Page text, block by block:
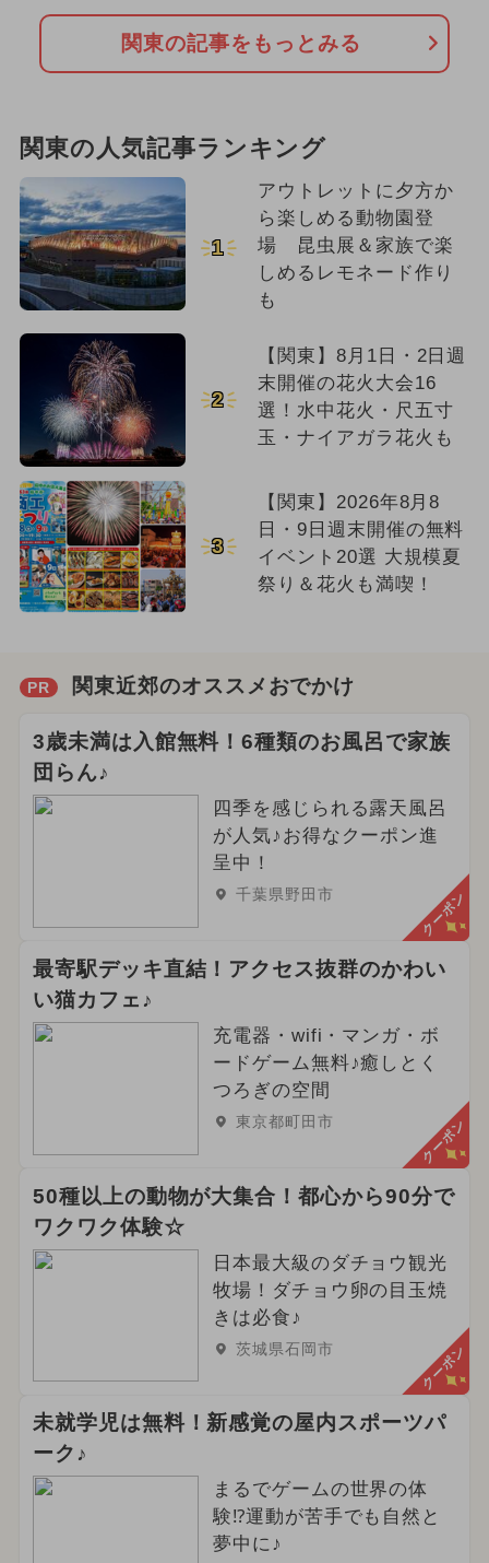
関東の記事をもっとみる
関東の人気記事ランキング
1
アウトレットに夕方か
ら楽しめる動物園登
場 昆虫展＆家族で楽
しめるレモネード作り
も
2
【関東】8月1日・2日週
末開催の花火大会16
選！水中花火・尺五寸
玉・ナイアガラ花火も
3
【関東】2026年8月8
日・9日週末開催の無料
イベント20選 大規模夏
祭り＆花火も満喫！
PR 関東近郊のオススメおでかけ
3歳未満は入館無料！6種類のお風呂で家族
団らん♪
四季を感じられる露天風呂
が人気♪お得なクーポン進
呈中！
千葉県野田市 クーポン
最寄駅デッキ直結！アクセス抜群のかわい
い猫カフェ♪
充電器・wifi・マンガ・ボ
ードゲーム無料♪癒しとく
つろぎの空間
東京都町田市 クーポン
50種以上の動物が大集合！都心から90分で
ワクワク体験☆
日本最大級のダチョウ観光
牧場！ダチョウ卵の目玉焼
きは必食♪
茨城県石岡市 クーポン
未就学児は無料！新感覚の屋内スポーツパ
ーク♪
まるでゲームの世界の体
験⁉運動が苦手でも自然と
夢中に♪